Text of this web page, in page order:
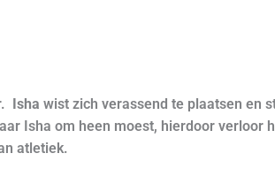
Isha wist zich verassend te plaatsen en
Isha om heen moest, hierdoor verloor
atletiek.